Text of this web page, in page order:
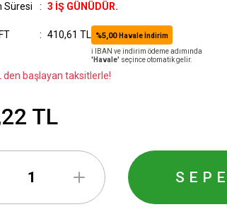
Süresi
3 İŞ GÜNÜDÜR.
410,61 TL %5,00 Havale İndirim
ℹ️ IBAN ve indirim ödeme adımında
'Havale' seçince otomatik gelir.
den başlayan taksitlerle!
TL